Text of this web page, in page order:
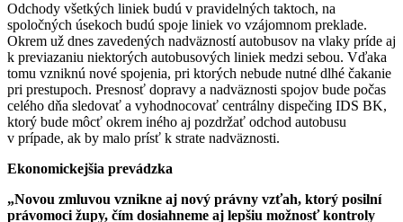
Odchody všetkých liniek budú v pravidelných taktoch, na
spoločných úsekoch budú spoje liniek vo vzájomnom preklade.
Okrem už dnes zavedených nadväzností autobusov na vlaky príde aj
k previazaniu niektorých autobusových liniek medzi sebou. Vďaka
tomu vzniknú nové spojenia, pri ktorých nebude nutné dlhé čakanie
pri prestupoch. Presnosť dopravy a nadväznosti spojov bude počas
celého dňa sledovať a vyhodnocovať centrálny dispečing IDS BK,
ktorý bude môcť okrem iného aj pozdržať odchod autobusu
v prípade, ak by malo prísť k strate nadväznosti.
Ekonomickejšia prevádzka
„Novou zmluvou vznikne aj nový právny vzťah, ktorý posilní
právomoci župy, čím dosiahneme aj lepšiu možnosť kontroly